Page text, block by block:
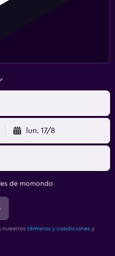
lun. 17/8
de momondo
nuestros términos y condiciones y